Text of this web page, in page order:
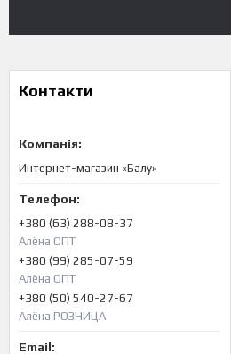
Контакти
Интернет-магазин «Балу»
+380 (63) 288-08-37
Алёна ОПТ
+380 (99) 285-07-59
Алёна ОПТ
+380 (50) 540-27-67
Алёна РОЗНИЦА